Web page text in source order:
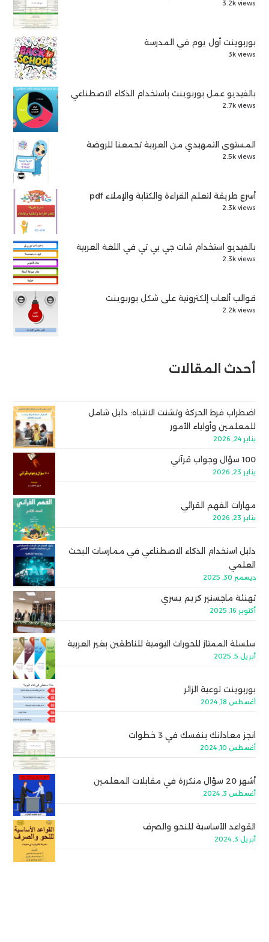
3.2k views
بوربوينت أول يوم في المدرسة
3k views
بالفيديو عمل بوربوينت باستخدام الذكاء الاصطناعي
2.7k views
المستوى التمهيدي من العربية تجمعنا للروضة
2.5k views
أسرع طريقة لتعلم القراءة والكتابة والإملاء pdf
2.3k views
بالفيديو استخدام شات جي بي تي في اللغة العربية
2.3k views
قوالب ألعاب إلكترونية على شكل بوربوينت
2.2k views
أحدث المقالات
اضطراب فرط الحركة وتشتت الانتباه: دليل شامل
للمعلمين وأولياء الأمور
يناير 24, 2026
100 سؤال وجواب قرآني
يناير 23, 2026
مهارات الفهم القرائي
يناير 23, 2026
دليل استخدام الذكاء الاصطناعي في ممارسات البحث
العلمي
ديسمبر 30, 2025
تهنئة ماجستير كريم يسري
أكتوبر 16, 2025
سلسلة الممتاز للحورات اليومية للناطقين بغير العربية
أبريل 5, 2025
بوربوينت توعية الزائر
أغسطس 18, 2024
انجز معادلتك بنفسك في 3 خطوات
أغسطس 10, 2024
أشهر 20 سؤال متكررة في مقابلات المعلمين
أغسطس 3, 2024
القواعد الأساسية للنحو والصرف
أبريل 3, 2024